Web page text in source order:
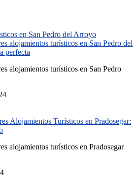
alojamientos turísticos en San Pedro del
perfecta
alojamientos turísticos en San Pedro
Alojamientos Turísticos en Pradosegar:
alojamientos turísticos en Pradosegar